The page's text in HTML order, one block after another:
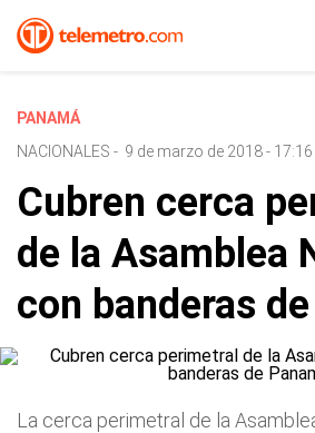
PANAMÁ
NACIONALES - 9 de marzo de 2018 - 17:16
Cubren cerca
de la Asamblea
con banderas
La cerca perimetral de la